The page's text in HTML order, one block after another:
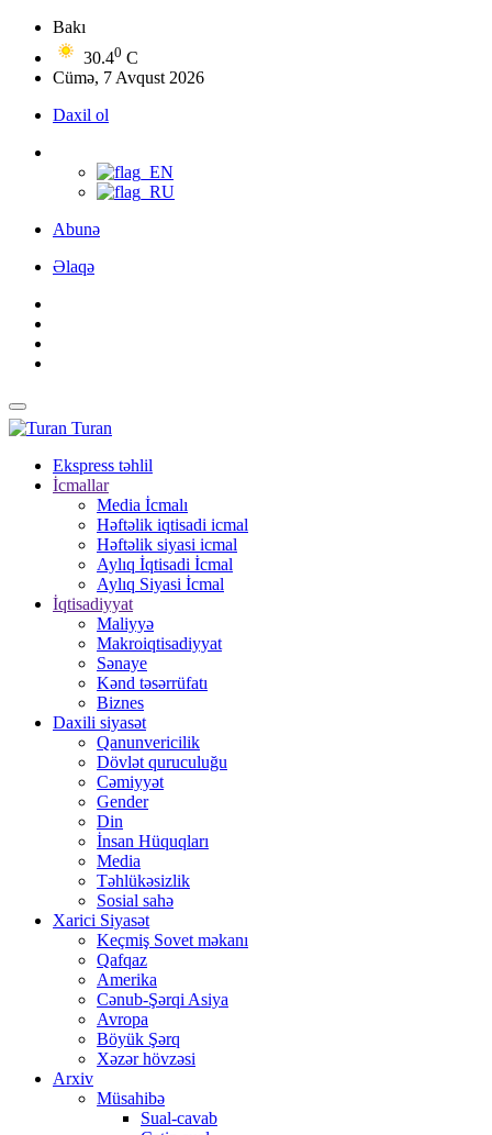
Bakı
30.40 C
Cümə, 7 Avqust 2026
Daxil ol
Abunə
Əlaqə
Turan
Ekspress təhlil
İcmallar
Media İcmalı
Həftəlik iqtisadi icmal
Həftəlik siyasi icmal
Aylıq İqtisadi İcmal
Aylıq Siyasi İcmal
İqtisadiyyat
Maliyyə
Makroiqtisadiyyat
Sənaye
Kənd təsərrüfatı
Biznes
Daxili siyasət
Qanunvericilik
Dövlət quruculuğu
Cəmiyyət
Gender
Din
İnsan Hüquqları
Media
Təhlükəsizlik
Sosial sahə
Xarici Siyasət
Keçmiş Sovet məkanı
Qafqaz
Amerika
Cənub-Şərqi Asiya
Avropa
Böyük Şərq
Xəzər hövzəsi
Arxiv
Müsahibə
Sual-cavab